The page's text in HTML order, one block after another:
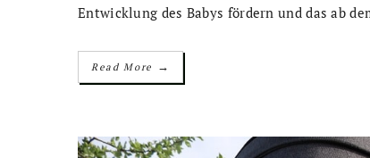
Entwicklung des Babys fördern und das ab
Read More →